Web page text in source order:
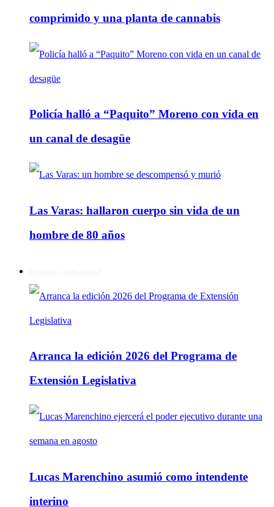
comprimido y una planta de cannabis
Policía halló a “Paquito” Moreno con vida en
un canal de desagüe
Las Varas: hallaron cuerpo sin vida de un
hombre de 80 años
Arranca la edición 2026 del Programa de
Extensión Legislativa
Lucas Marenchino asumió como intendente
interino